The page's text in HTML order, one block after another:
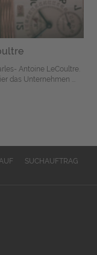
Antoine LeCoultre.
das Unternehmen ...
SUCHAUFTRAG